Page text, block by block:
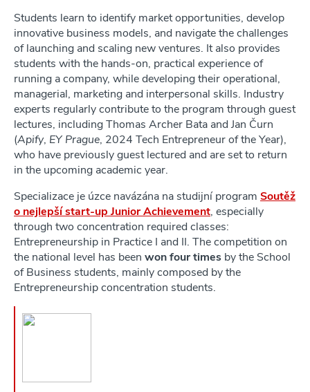
Students learn to identify market opportunities, develop
innovative business models, and navigate the challenges
of launching and scaling new ventures. It also provides
students with the hands-on, practical experience of
running a company, while developing their operational,
managerial, marketing and interpersonal skills. Industry
experts regularly contribute to the program through guest
lectures, including Thomas Archer Bata and Jan Čurn
(Apify, EY Prague, 2024 Tech Entrepreneur of the Year),
who have previously guest lectured and are set to return
in the upcoming academic year.
Specializace je úzce navázána na studijní program Soutěž
o nejlepší start-up Junior Achievement, especially
through two concentration required classes:
Entrepreneurship in Practice I and II. The competition on
the national level has been won four times by the School
of Business students, mainly composed by the
Entrepreneurship concentration students.